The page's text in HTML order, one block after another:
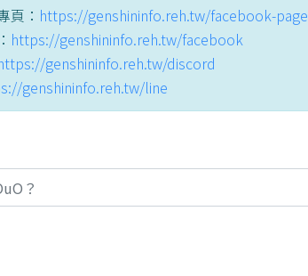
頁： https://genshininfo.reh.tw/facebook-page
https://genshininfo.reh.tw/facebook
genshininfo.reh.tw/discord
genshininfo.reh.tw/line